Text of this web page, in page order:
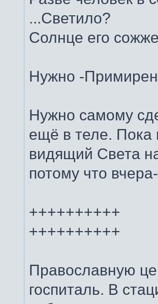
...Светило?
Солнце его
Нужно -
Нужно самому
ещё в теле. Пока
видящий Света
потому что
++++++++++
++++++++++
Православную
госпиталь. В